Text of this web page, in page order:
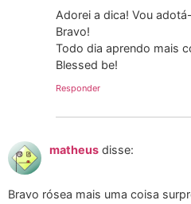
Adorei a dica! Vou
Bravo!
Todo dia aprendo mais
Blessed be!
Responder
matheus disse:
Bravo rósea mais uma coisa